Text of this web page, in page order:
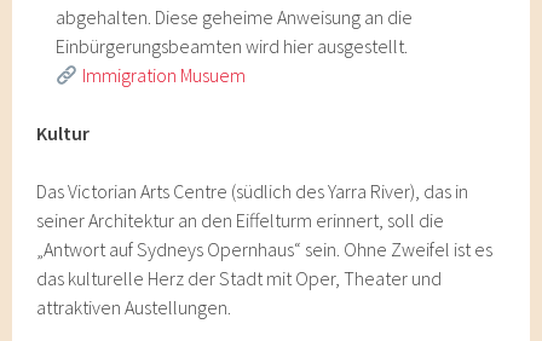
abgehalten. Diese geheime Anweisung an die
Einbürgerungsbeamten wird hier ausgestellt.
Immigration Musuem
Kultur
Das Victorian Arts Centre (südlich des Yarra River), das in
seiner Architektur an den Eiffelturm erinnert, soll die
„Antwort auf Sydneys Opernhaus“ sein. Ohne Zweifel ist es
das kulturelle Herz der Stadt mit Oper, Theater und
attraktiven Austellungen.